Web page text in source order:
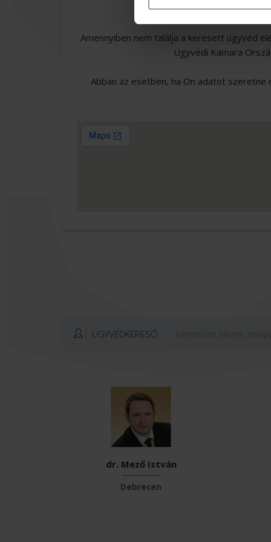
Amennyiben nem találja a keresett ügyvéd
Ügyvédi Kamara
Abban az esetben, ha Ön adatot
ÜGYVÉDKERESŐ
dr. Mező István
Debrecen